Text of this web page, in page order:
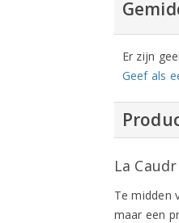
Er zijn
Geef als
La
Te midden
maar een